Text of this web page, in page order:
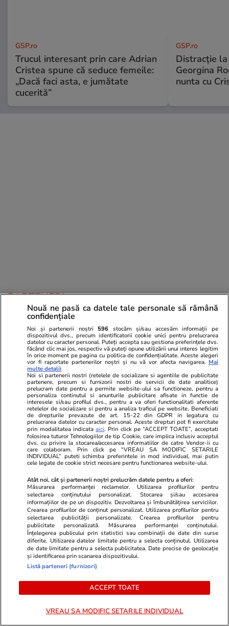
GSP.ro
Trucul interesant prin care Adrian
Cristea spune că seduce femeile:
„Dacă faci asta, e jumătate
cucerită”
GSP.ro
Distracție
Georgina
nunta cu
PARTENERI
Mediafax.ro
De la gastronomie la „true crime”.
Cum se transformă croazierele în
2026 și 2027
StirileKanalD.ro
Femeie
făcea plajă:
PROMO
Nouă ne pasă ca datele tale personale să rămână
confidențiale
Noi și partenerii noștri 596 stocăm și/sau accesăm informații pe
dispozitivul dvs., precum identificatorii cookie unici pentru prelucrarea
datelor cu caracter personal. Puteți accepta sau gestiona preferințele dvs.
făcând clic mai jos, respectiv vă puteți opune utilizării unui interes legitim
în orice moment pe pagina cu politica de confidențialitate. Aceste alegeri
vor fi raportate partenerilor noștri și nu vă vor afecta navigarea. Mai
multe detalii
Noi si partenerii nostri (retelele de socializare si agentiile de publicitate
partenere, precum si furnizorii nostri de servicii de date analitice)
prelucram date pentru a permite website-ului sa functioneze, pentru a
personaliza continutul si anunturile publicitare afisate in functie de
interesele si/sau profilul dvs., pentru a va oferi functionalitati aferente
retelelor de socializare si pentru a analiza traficul pe website. Beneficiati
de drepturile prevazute de art. 15-22 din GDPR in legatura cu
prelucrarea datelor cu caracter personal. Aceste drepturi pot fi exercitate
prin modalitatea indicataaici. Prin click pe “ACCEPT TOATE”, acceptati
folosirea tuturor Tehnologiilor de tip Cookie, care implica inclusiv acceptul
dvs. cu privire la stocarea/accesarea informatiilor de catre Vendor-ii cu
care colaboram. Prin click pe “VREAU SA MODIFIC SETARILE
INDIVIDUAL” puteti schimba preferintele in mod individual, mai putin
cele legate de cookie strict necesare pentru functionarea website-ului.
Atât noi, cât și partenerii noștri prelucrăm datele pentru a oferi:
Măsurarea performanței reclamelor. Utilizarea profilurilor pentru
selectarea conținutului personalizat. Stocarea și/sau accesarea
informațiilor de pe un dispozitiv. Dezvoltarea și îmbunătățirea serviciilor.
Crearea profilurilor de conținut personalizat. Utilizarea profilurilor pentru
selectarea publicității personalizate. Crearea profilurilor pentru
publicitate personalizată. Măsurarea performanței conținutului.
Înțelegerea publicului prin statistici sau combinații de date din surse
diferite. Utilizarea datelor limitate pentru a selecta conținutul. Utilizarea
de date limitate pentru a selecta publicitatea. Date precise de geolocație
și identificarea prin scanarea dispozitivului.
Listă parteneri (furnizori)
ACCEPT TOATE
VREAU SA MODIFIC SETARILE INDIVIDUAL